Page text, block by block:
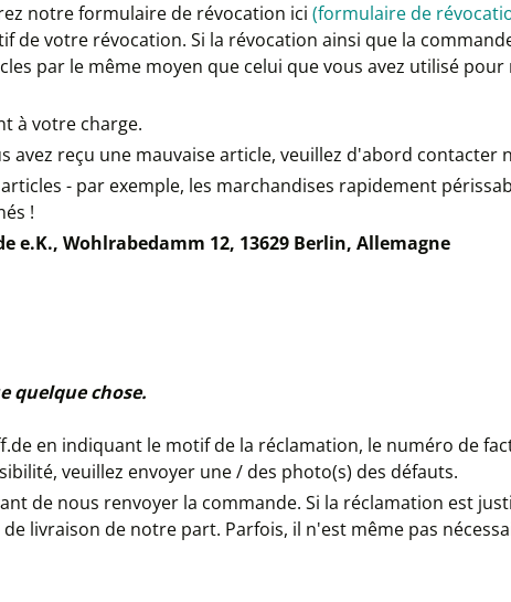
notre formulaire de révocation ici (formulaire de
de votre révocation. Si la révocation ainsi que la
par le même moyen que celui que vous avez utilisé
à votre charge.
avez reçu une mauvaise article, veuillez d'abord contacter
- par exemple, les marchandises rapidement
!
e.K., Wohlrabedamm 12, 13629 Berlin, Allemagne
quelque chose.
en indiquant le motif de la réclamation, le numéro de
veuillez envoyer une / des photo(s) des défauts.
de nous renvoyer la commande. Si la réclamation est
livraison de notre part. Parfois, il n'est même pas